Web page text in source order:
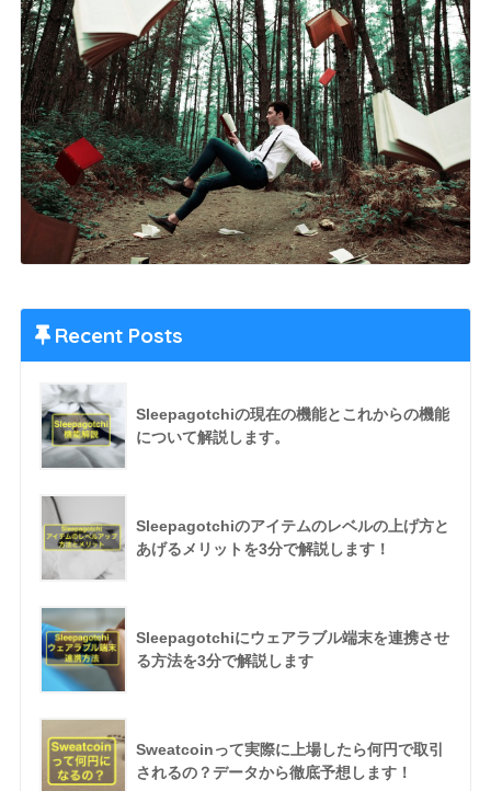
Recent Posts
Sleepagotchiの現在の機能とこれからの機能
について解説します。
Sleepagotchiのアイテムのレベルの上げ方と
あげるメリットを3分で解説します！
Sleepagotchiにウェアラブル端末を連携させ
る方法を3分で解説します
Sweatcoinって実際に上場したら何円で取引
されるの？データから徹底予想します！